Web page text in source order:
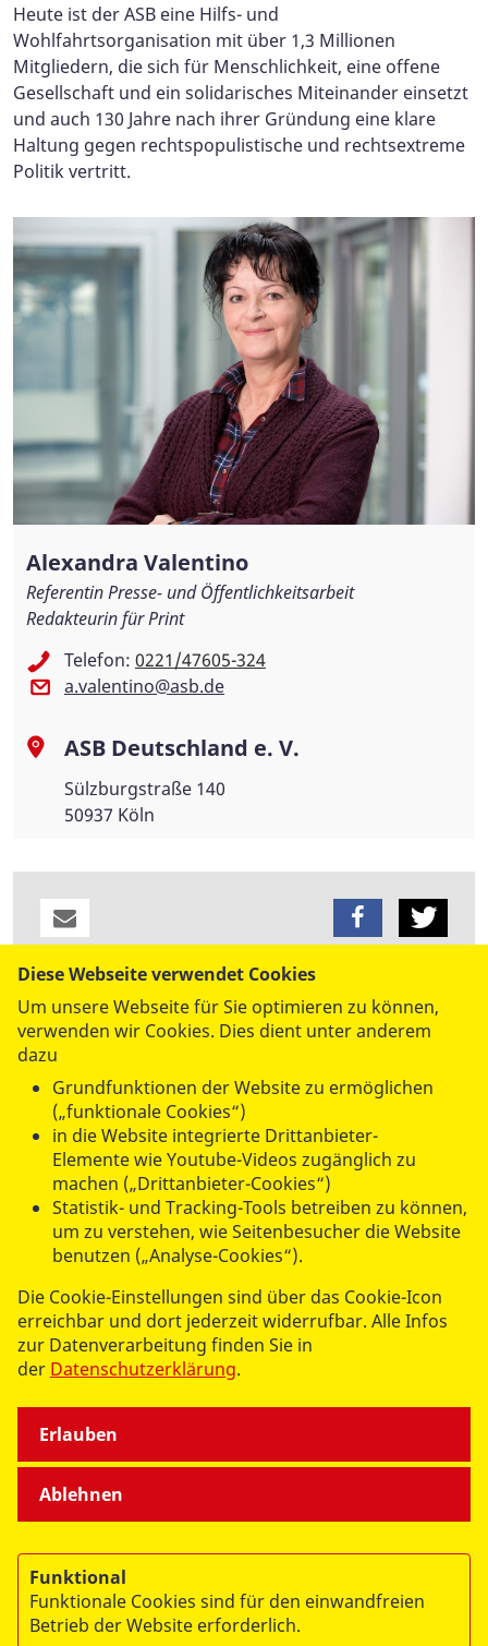
Heute ist der ASB eine Hilfs- und
Wohlfahrtsorganisation mit über 1,3 Millionen
Mitgliedern, die sich für Menschlichkeit, eine offene
Gesellschaft und ein solidarisches Miteinander einsetzt
und auch 130 Jahre nach ihrer Gründung eine klare
Haltung gegen rechtspopulistische und rechtsextreme
Politik vertritt.
Alexandra Valentino
Referentin Presse- und Öffentlichkeitsarbeit
Redakteurin für Print
Telefon: 0221/47605-324
a.valentino@asb.de
ASB Deutschland e. V.
Sülzburgstraße 140
50937 Köln
datenschutzkonform mitShariff
UNSERE ANGEBOTE
SPENDEN & STIFTEN
ÜBER UNS
© 2026 ASB Deutschland e.V.
Impressum
RITA
Diese Webseite verwendet Cookies
Um unsere Webseite für Sie optimieren zu können,
verwenden wir Cookies. Dies dient unter anderem
dazu
Grundfunktionen der Website zu ermöglichen
(„funktionale Cookies“)
in die Website integrierte Drittanbieter-
Elemente wie Youtube-Videos zugänglich zu
machen („Drittanbieter-Cookies“)
Statistik- und Tracking-Tools betreiben zu können,
um zu verstehen, wie Seitenbesucher die Website
benutzen („Analyse-Cookies“).
Die Cookie-Einstellungen sind über das Cookie-Icon
erreichbar und dort jederzeit widerrufbar. Alle Infos
zur Datenverarbeitung finden Sie in
der Datenschutzerklärung.
Ablehnen
Erlauben
Funktional
Funktionale Cookies sind für den einwandfreien
Betrieb der Website erforderlich.